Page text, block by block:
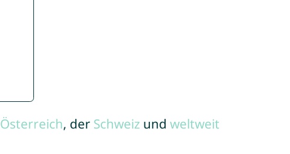
Österreich, der Schweiz und weltweit